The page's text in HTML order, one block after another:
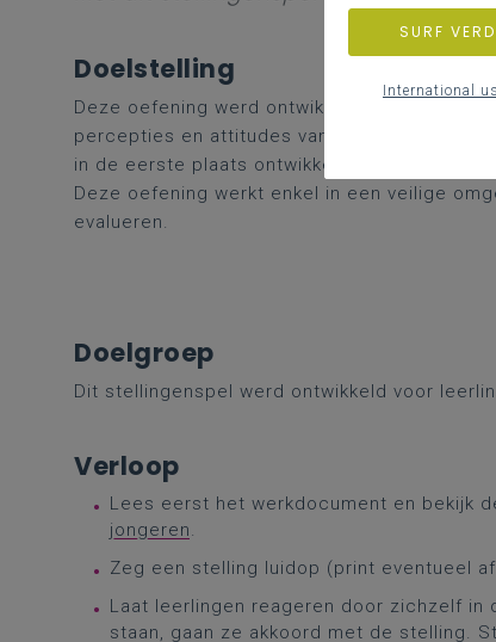
Doelstelling
Deze oefening werd ontwikkeld om als
percepties en attitudes van leerlingen over
in de eerste plaats ontwikkeld om te kunnen
Deze oefening werkt enkel in een veilige
evalueren.
Doelgroep
Dit stellingenspel werd ontwikkeld voor
Verloop
Lees eerst het werkdocument en bekijk
jongeren.
Zeg een stelling luidop (print eventueel
Laat leerlingen reageren door zichzelf in
staan, gaan ze akkoord met de stelling.
SURF
International